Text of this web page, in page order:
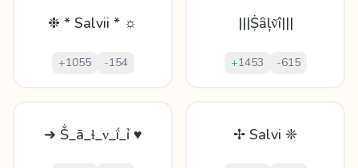
❉ * Salvii * ☼
+1055 -154
|||Ṩȃļṽî|||
+1453 -615
➜ Ṧ_ā_ɬ_ν_ḯ_ỉ ♥ ✢ Salvi ❈